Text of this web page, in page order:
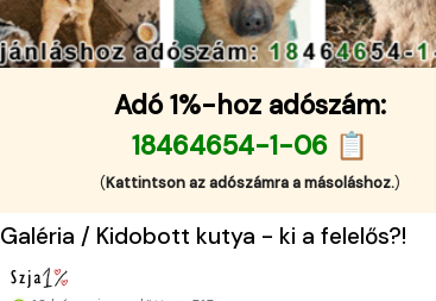
Adó 1%-hoz adószám:
18464654-1-06 📋
(Kattintson az adószámra a másoláshoz.)
Galéria / Kidobott kutya - ki a felelős?!